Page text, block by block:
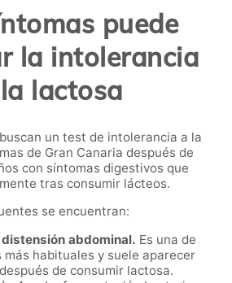
puede
la intolerancia
lactosa
un test de intolerancia a la
de Gran Canaria después de
con síntomas digestivos que
tras consumir lácteos.
se encuentran:
abdominal. Es una de
más habituales y suele aparecer
de consumir lactosa.